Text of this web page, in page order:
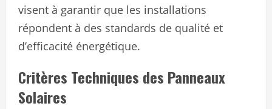
visent à garantir que les installations
répondent à des standards de qualité et
d’efficacité énergétique.
Critères Techniques des Panneaux
Solaires